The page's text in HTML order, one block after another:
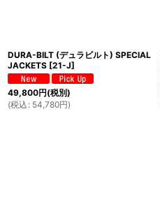
DURA-BILT (デュラビルト) SPECIAL
JACKETS [21-J]
49,800円(税別)
(税込 : 54,780円)